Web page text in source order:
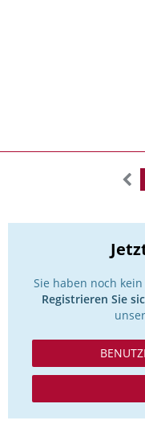
Sie haben noch
Registrieren Sie